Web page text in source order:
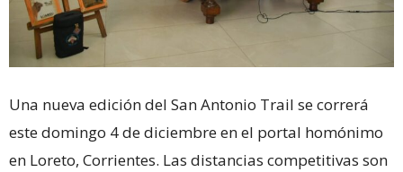
Una nueva edición del San Antonio Trail se correrá
este domingo 4 de diciembre en el portal homónimo
en Loreto, Corrientes. Las distancias competitivas son